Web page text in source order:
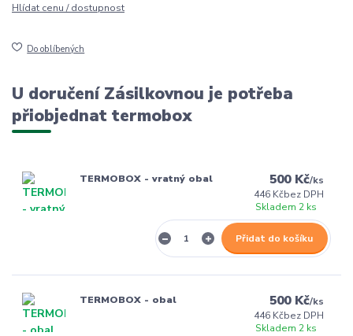
Hlídat cenu / dostupnost
Do oblíbených
U doručení Zásilkovnou je potřeba
přiobjednat termobox
TERMOBOX - vratný obal 500 Kč/ks
446 Kčbez DPH
Skladem 2 ks
Přidat do košíku
TERMOBOX - obal 500 Kč/ks
446 Kčbez DPH
Skladem 2 ks